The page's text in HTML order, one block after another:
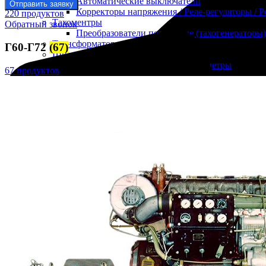
Корректоры напряжения / Реле-регуляторы
Тахоментры
Преобразователи первичные (тахогенераторы)
Трансформаторы
Щитовые приборы
Ампервольтметры / Вольтамперметры
Амперметры
М400 (401), М500, М756 ("Звезда")
Светильники судовые
Сигнализация и автоматика
Судовая запорная арматура
Фильтры и фильтроэлементы
Отправить заявку
Обратный звонок
220 продуктов
Г60-Г72 (67)
67 продуктов